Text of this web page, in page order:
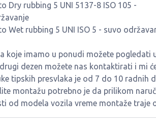
Dry rubbing 5 UNI 5137-8 ISO 105 -
Wet rubbing 5 UNI ISO 5 - suvo
koje imamo u ponudi možete
dezen možete nas kontaktirati i mi
tipskih presvlaka je od 7 do 10 radnih
montažu potrebno je da prilikom
od modela vozila vreme montaže traje